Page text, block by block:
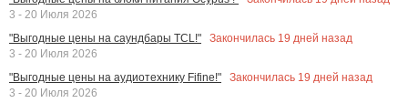
3 - 20 Июля 2026
"Выгодные цены на саундбары TCL!"
Закончилась 19 дней назад
3 - 20 Июля 2026
"Выгодные цены на аудиотехнику Fifine!"
Закончилась 19 дней назад
3 - 20 Июля 2026